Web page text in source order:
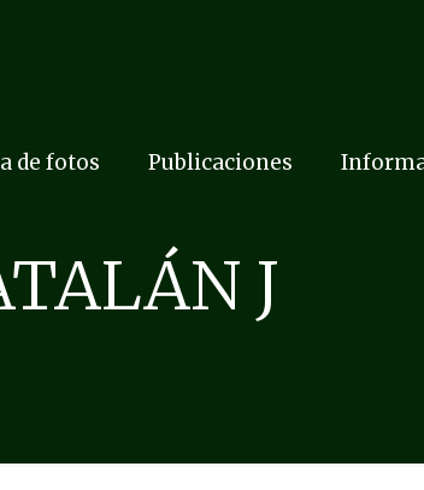
de fotos Publicaciones
J